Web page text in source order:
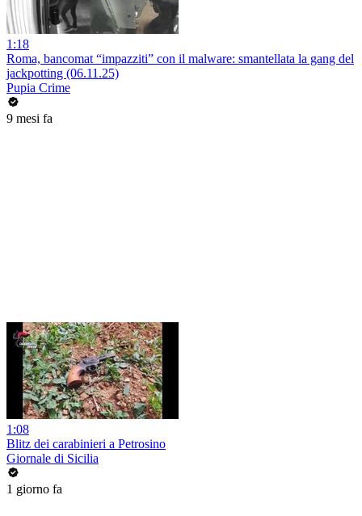
1:18
Roma, bancomat “impazziti” con il malware: smantellata la gang del
jackpotting (06.11.25)
Pupia Crime
9 mesi fa
1:08
Blitz dei carabinieri a Petrosino
Giornale di Sicilia
1 giorno fa